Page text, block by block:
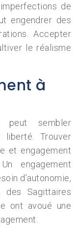
de
engendrer des
Accepter
le réalisme
à
peut sembler
Trouver
et engagement
engagement
d’autonomie,
des Sagittaires
ont avoué une